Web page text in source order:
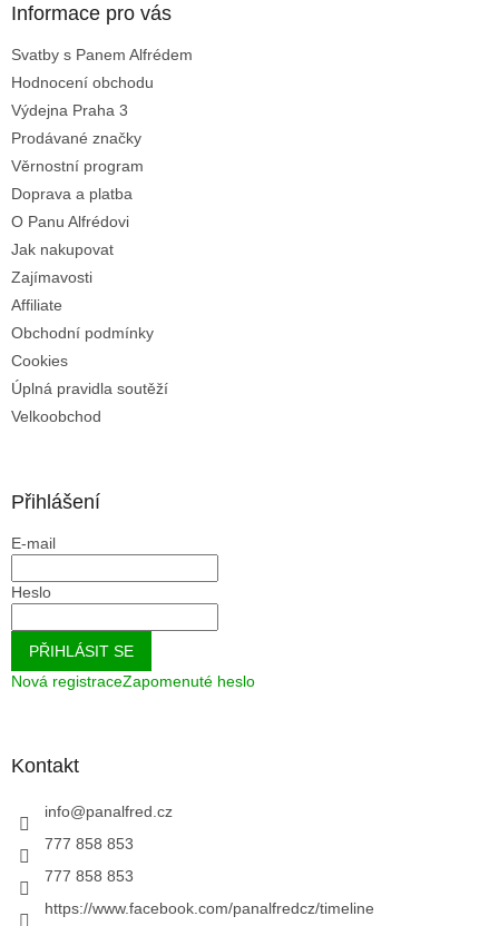
Informace pro vás
Svatby s Panem Alfrédem
Hodnocení obchodu
Výdejna Praha 3
Prodávané značky
Věrnostní program
Doprava a platba
O Panu Alfrédovi
Jak nakupovat
Zajímavosti
Affiliate
Obchodní podmínky
Cookies
Úplná pravidla soutěží
Velkoobchod
Přihlášení
E-mail
Heslo
PŘIHLÁSIT SE
Nová registraceZapomenuté heslo
Kontakt
info@panalfred.cz
777 858 853
777 858 853
https://www.facebook.com/panalfredcz/timeline